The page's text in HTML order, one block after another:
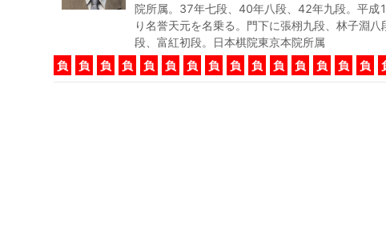
院所属。37年七段、40年八段、42年九段。平成
り名誉天元を名乗る。門下に張栩九段、林子淵八
段、富紅初段。日本棋院東京本院所属
負 負 負 負 負 負 負 負 負 負 負 負 負 負 負